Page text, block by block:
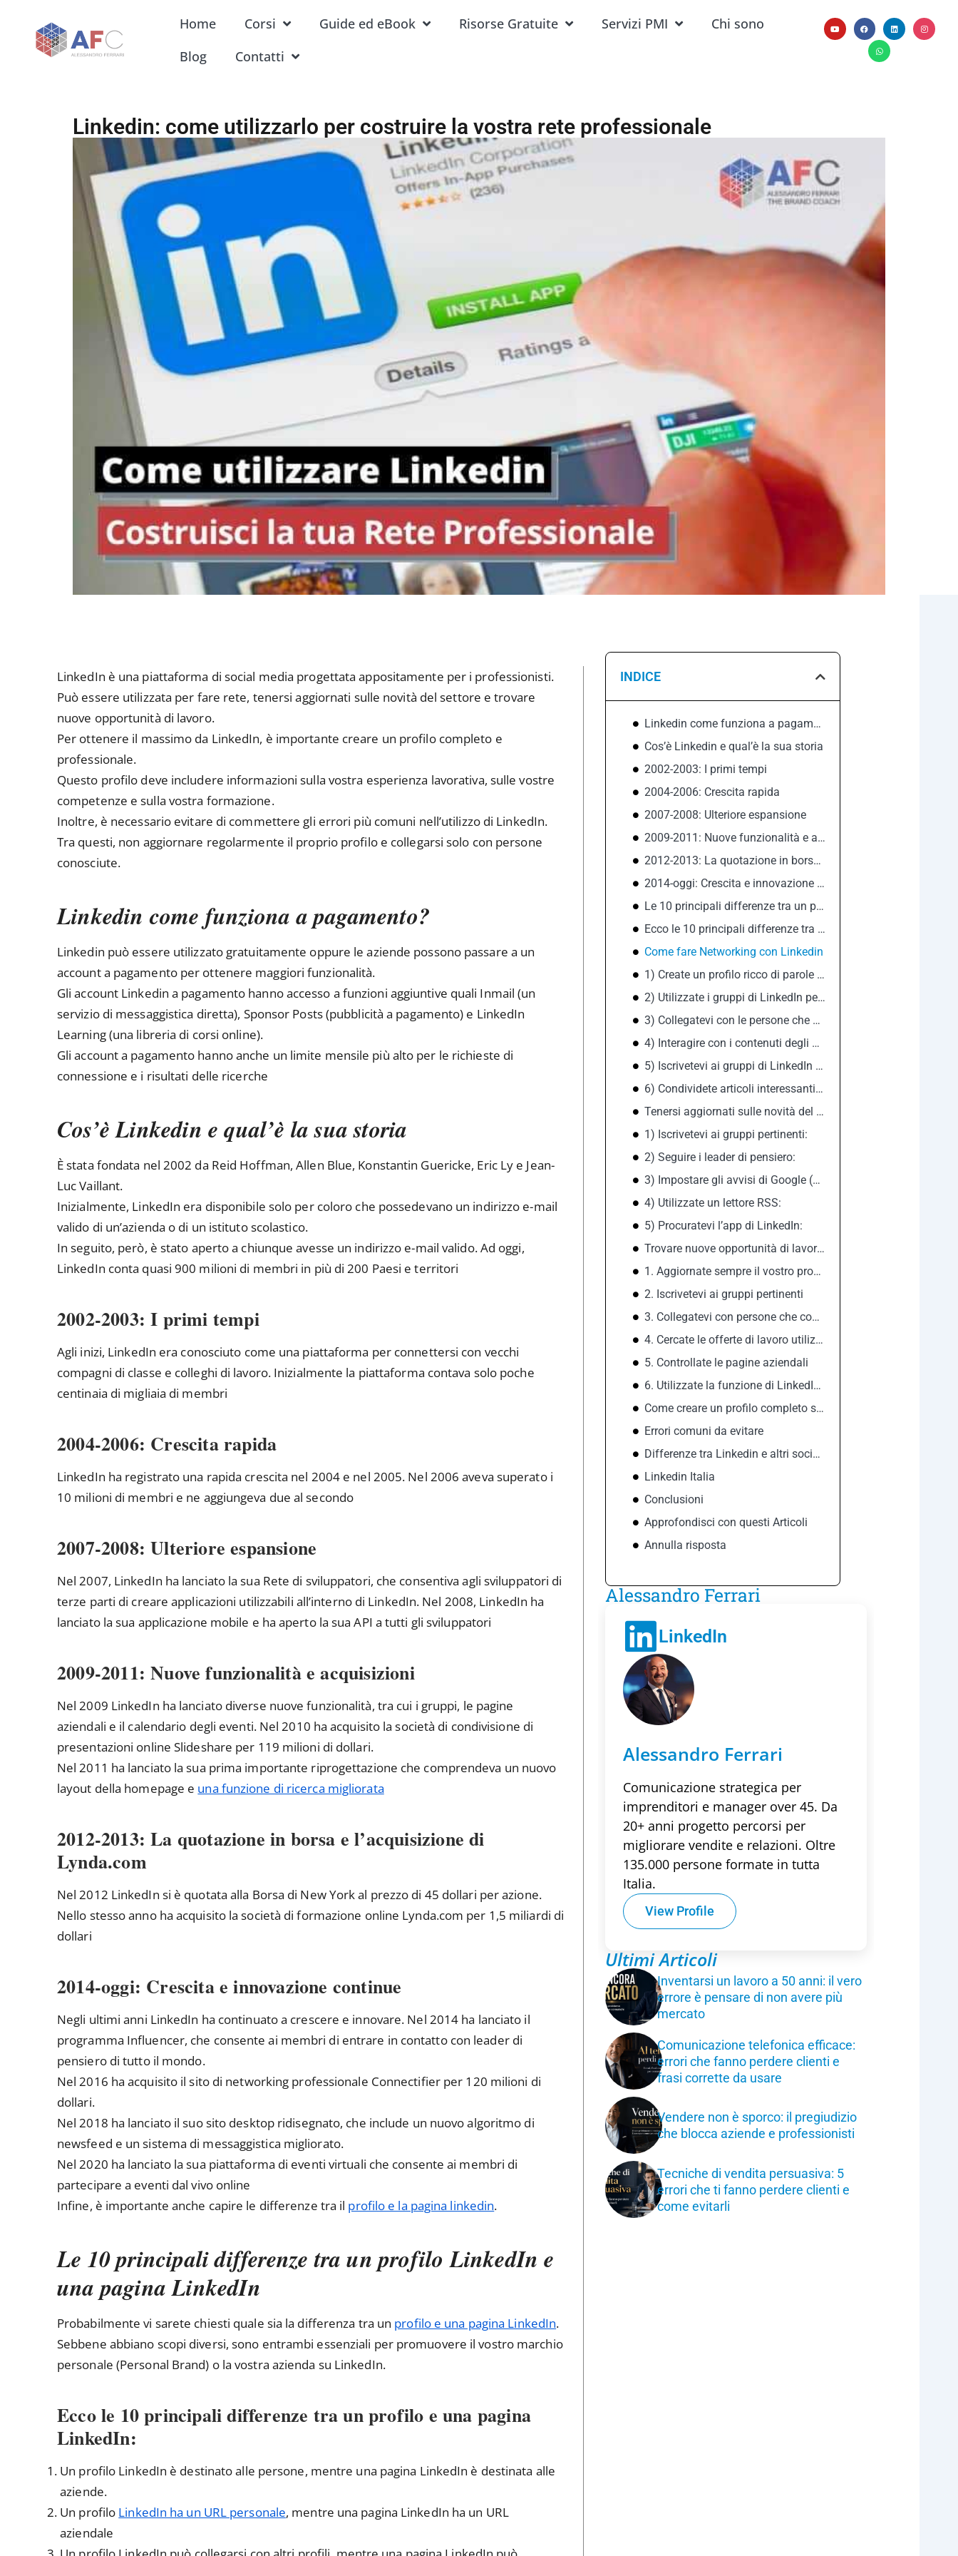
Home Corsi Guide ed eBook Risorse Gratuite Servizi PMI
Chi sono
Blog
Contatti
Linkedin: come utilizzarlo per costruire la vostra rete professionale
LinkedIn è una piattaforma di social media progettata appositamente per i professionisti.
Può essere utilizzata per fare rete, tenersi aggiornati sulle novità del settore e trovare
nuove opportunità di lavoro.
Per ottenere il massimo da LinkedIn, è importante creare un profilo completo e
professionale.
Questo profilo deve includere informazioni sulla vostra esperienza lavorativa, sulle vostre
competenze e sulla vostra formazione.
Inoltre, è necessario evitare di commettere gli errori più comuni nell’utilizzo di LinkedIn.
Tra questi, non aggiornare regolarmente il proprio profilo e collegarsi solo con persone
conosciute.
Linkedin come funziona a pagamento?
Linkedin può essere utilizzato gratuitamente oppure le aziende possono passare a un
account a pagamento per ottenere maggiori funzionalità.
Gli account Linkedin a pagamento hanno accesso a funzioni aggiuntive quali Inmail (un
servizio di messaggistica diretta), Sponsor Posts (pubblicità a pagamento) e LinkedIn
Learning (una libreria di corsi online).
Gli account a pagamento hanno anche un limite mensile più alto per le richieste di
connessione e i risultati delle ricerche
Cos’è Linkedin e qual’è la sua storia
È stata fondata nel 2002 da Reid Hoffman, Allen Blue, Konstantin Guericke, Eric Ly e Jean-
Luc Vaillant.
Inizialmente, LinkedIn era disponibile solo per coloro che possedevano un indirizzo e-mail
valido di un’azienda o di un istituto scolastico.
In seguito, però, è stato aperto a chiunque avesse un indirizzo e-mail valido. Ad oggi,
LinkedIn conta quasi 900 milioni di membri in più di 200 Paesi e territori
2002-2003: I primi tempi
Agli inizi, LinkedIn era conosciuto come una piattaforma per connettersi con vecchi
compagni di classe e colleghi di lavoro. Inizialmente la piattaforma contava solo poche
centinaia di migliaia di membri
2004-2006: Crescita rapida
LinkedIn ha registrato una rapida crescita nel 2004 e nel 2005. Nel 2006 aveva superato i
10 milioni di membri e ne aggiungeva due al secondo
2007-2008: Ulteriore espansione
Nel 2007, LinkedIn ha lanciato la sua Rete di sviluppatori, che consentiva agli sviluppatori di
terze parti di creare applicazioni utilizzabili all’interno di LinkedIn. Nel 2008, LinkedIn ha
lanciato la sua applicazione mobile e ha aperto la sua API a tutti gli sviluppatori
2009-2011: Nuove funzionalità e acquisizioni
Nel 2009 LinkedIn ha lanciato diverse nuove funzionalità, tra cui i gruppi, le pagine
aziendali e il calendario degli eventi. Nel 2010 ha acquisito la società di condivisione di
presentazioni online Slideshare per 119 milioni di dollari.
Nel 2011 ha lanciato la sua prima importante riprogettazione che comprendeva un nuovo
layout della homepage e una funzione di ricerca migliorata
2012-2013: La quotazione in borsa e l’acquisizione di
Lynda.com
Nel 2012 LinkedIn si è quotata alla Borsa di New York al prezzo di 45 dollari per azione.
Nello stesso anno ha acquisito la società di formazione online Lynda.com per 1,5 miliardi di
dollari
2014-oggi: Crescita e innovazione continue
Negli ultimi anni LinkedIn ha continuato a crescere e innovare. Nel 2014 ha lanciato il
programma Influencer, che consente ai membri di entrare in contatto con leader di
pensiero di tutto il mondo.
Nel 2016 ha acquisito il sito di networking professionale Connectifier per 120 milioni di
dollari.
Nel 2018 ha lanciato il suo sito desktop ridisegnato, che include un nuovo algoritmo di
newsfeed e un sistema di messaggistica migliorato.
Nel 2020 ha lanciato la sua piattaforma di eventi virtuali che consente ai membri di
partecipare a eventi dal vivo online
Infine, è importante anche capire le differenze tra il profilo e la pagina linkedin.
Le 10 principali differenze tra un profilo LinkedIn e
una pagina LinkedIn
Probabilmente vi sarete chiesti quale sia la differenza tra un profilo e una pagina LinkedIn.
Sebbene abbiano scopi diversi, sono entrambi essenziali per promuovere il vostro marchio
personale (Personal Brand) o la vostra azienda su LinkedIn.
Ecco le 10 principali differenze tra un profilo e una pagina
LinkedIn:
Un profilo LinkedIn è destinato alle persone, mentre una pagina LinkedIn è destinata alle
aziende.
Un profilo LinkedIn ha un URL personale, mentre una pagina LinkedIn ha un URL
aziendale
INDICE
Linkedin come funziona a pagamento?
Cos’è Linkedin e qual’è la sua storia
2002-2003: I primi tempi
2004-2006: Crescita rapida
2007-2008: Ulteriore espansione
2009-2011: Nuove funzionalità e acquisizioni
2012-2013: La quotazione in borsa e l’acquisizione di Lynda.com
2014-oggi: Crescita e innovazione continue
Le 10 principali differenze tra un profilo LinkedIn e una pagina LinkedIn
Ecco le 10 principali differenze tra un profilo e una pagina LinkedIn:
Come fare Networking con Linkedin
1) Create un profilo ricco di parole chiave e che racconti la vostra storia
2) Utilizzate i gruppi di LinkedIn per entrare in contatto con professionisti che la pensano come voi
3) Collegatevi con le persone che conoscete su LinkedIn
4) Interagire con i contenuti degli altri utenti
5) Iscrivetevi ai gruppi di LinkedIn e partecipate alle discussioni
6) Condividete articoli interessanti e pertinenti su LinkedIn creando una newsletter
Tenersi aggiornati sulle novità del settore con Linkedin
1) Iscrivetevi ai gruppi pertinenti:
2) Seguire i leader di pensiero:
3) Impostare gli avvisi di Google (Google Alerts):
4) Utilizzate un lettore RSS:
5) Procuratevi l’app di LinkedIn:
Trovare nuove opportunità di lavoro con Linkedin
1. Aggiornate sempre il vostro profilo
2. Iscrivetevi ai gruppi pertinenti
3. Collegatevi con persone che conoscete
4. Cercate le offerte di lavoro utilizzando parole chiave
5. Controllate le pagine aziendali
6. Utilizzate la funzione di LinkedIn “Offerte di lavoro che potrebbero interessarvi”
Come creare un profilo completo su Linkedin
Errori comuni da evitare
Differenze tra Linkedin e altri social network:
Linkedin Italia
Conclusioni
Approfondisci con questi Articoli
Annulla risposta
Alessandro Ferrari
LinkedIn
Alessandro Ferrari
Comunicazione strategica per
imprenditori e manager over 45. Da
20+ anni progetto percorsi per
migliorare vendite e relazioni. Oltre
135.000 persone formate in tutta
Italia.
View Profile
Ultimi Articoli
Inventarsi un lavoro a 50 anni: il vero
errore è pensare di non avere più
mercato
Comunicazione telefonica efficace:
errori che fanno perdere clienti e
frasi corrette da usare
Vendere non è sporco: il pregiudizio
che blocca aziende e professionisti
Tecniche di vendita persuasiva: 5
errori che ti fanno perdere clienti e
come evitarli